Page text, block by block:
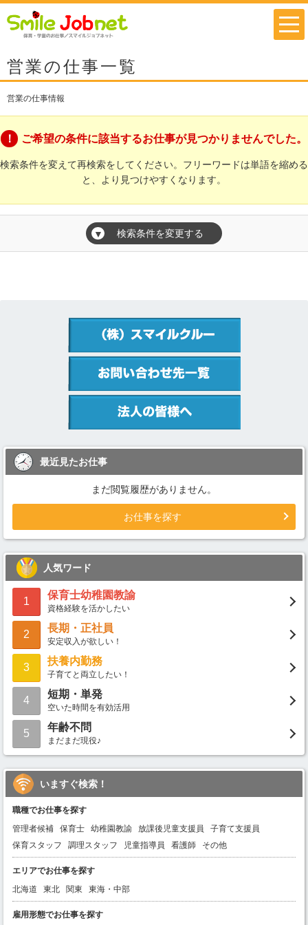
営業の仕事一覧
営業の仕事情報
ご希望の条件に該当するお仕事が見つかりませんでした。
検索条件を変えて再検索をしてください。フリーワードは単語を縮める
と、より見つけやすくなります。
▼ 検索条件を変更する
最近見たお仕事
まだ閲覧履歴がありません。
お仕事を探す
人気ワード
1
保育士幼稚園教諭
資格経験を活かしたい
2
長期・正社員
安定収入が欲しい！
3
扶養内勤務
子育てと両立したい！
4
短期・単発
空いた時間を有効活用
5
年齢不問
まだまだ現役♪
いますぐ検索！
職種でお仕事を探す
管理者候補
保育士 幼稚園教諭 放課後児童支援員
子育て支援員
保育スタッフ
調理スタッフ 児童指導員 看護師 その他
エリアでお仕事を探す
北海道
東北 関東 東海・中部
雇用形態でお仕事を探す